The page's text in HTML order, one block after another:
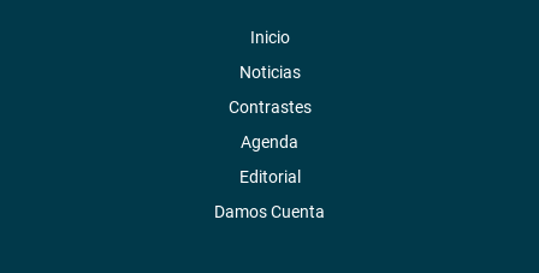
Inicio
Noticias
Contrastes
Agenda
Editorial
Damos Cuenta